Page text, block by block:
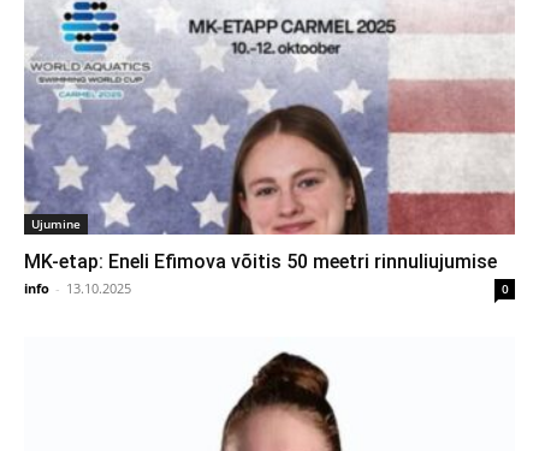
Ujumine
MK-etap: Eneli Efimova võitis 50 meetri rinnuliujumise
info - 13.10.2025 0